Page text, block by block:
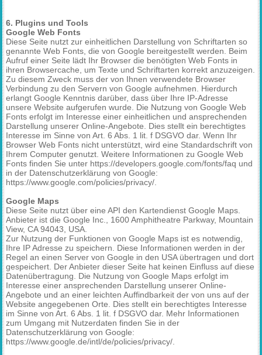
6. Plugins und Tools
Google Web Fonts
Diese Seite nutzt zur einheitlichen Darstellung von Schriftarten so
genannte Web Fonts, die von Google bereitgestellt werden. Beim
Aufruf einer Seite lädt Ihr Browser die benötigten Web Fonts in
ihren Browsercache, um Texte und Schriftarten korrekt anzuzeigen.
Zu diesem Zweck muss der von Ihnen verwendete Browser
Verbindung zu den Servern von Google aufnehmen. Hierdurch
erlangt Google Kenntnis darüber, dass über Ihre IP-Adresse
unsere Website aufgerufen wurde. Die Nutzung von Google Web
Fonts erfolgt im Interesse einer einheitlichen und ansprechenden
Darstellung unserer Online-Angebote. Dies stellt ein berechtigtes
Interesse im Sinne von Art. 6 Abs. 1 lit. f DSGVO dar. Wenn Ihr
Browser Web Fonts nicht unterstützt, wird eine Standardschrift von
Ihrem Computer genutzt. Weitere Informationen zu Google Web
Fonts finden Sie unter https://developers.google.com/fonts/faq und
in der Datenschutzerklärung von Google:
https://www.google.com/policies/privacy/.
Google Maps
Diese Seite nutzt über eine API den Kartendienst Google Maps.
Anbieter ist die Google Inc., 1600 Amphitheatre Parkway, Mountain
View, CA 94043, USA.
Zur Nutzung der Funktionen von Google Maps ist es notwendig,
Ihre IP Adresse zu speichern. Diese Informationen werden in der
Regel an einen Server von Google in den USA übertragen und dort
gespeichert. Der Anbieter dieser Seite hat keinen Einfluss auf diese
Datenübertragung. Die Nutzung von Google Maps erfolgt im
Interesse einer ansprechenden Darstellung unserer Online-
Angebote und an einer leichten Auffindbarkeit der von uns auf der
Website angegebenen Orte. Dies stellt ein berechtigtes Interesse
im Sinne von Art. 6 Abs. 1 lit. f DSGVO dar. Mehr Informationen
zum Umgang mit Nutzerdaten finden Sie in der
Datenschutzerklärung von Google:
https://www.google.de/intl/de/policies/privacy/.